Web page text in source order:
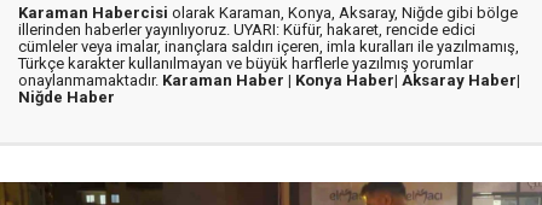
Karaman Habercisi olarak Karaman, Konya, Aksaray, Niğde gibi bölge
illerinden haberler yayınlıyoruz. UYARI: Küfür, hakaret, rencide edici
cümleler veya imalar, inançlara saldırı içeren, imla kuralları ile yazılmamış,
Türkçe karakter kullanılmayan ve büyük harflerle yazılmış yorumlar
onaylanmamaktadır. Karaman Haber | Konya Haber| Aksaray Haber|
Niğde Haber